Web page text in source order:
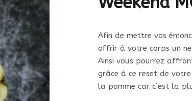
Afin de mettre vos
offrir à votre corps un
Ainsi vous pourrez
grâce à ce reset de
la pomme car c’est la